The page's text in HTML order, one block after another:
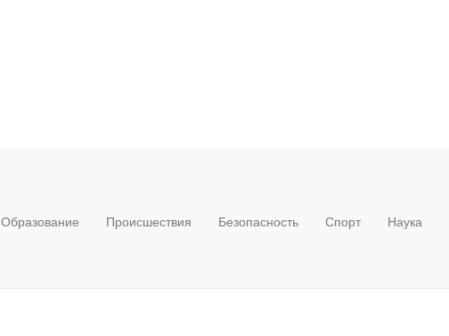
Образование Происшествия Безопасность Спорт Наука